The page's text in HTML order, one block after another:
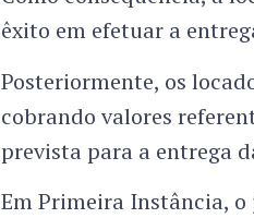
êxito em efetuar a
Posteriormente, os
cobrando valores
prevista para a entrega
Em Primeira Instância,